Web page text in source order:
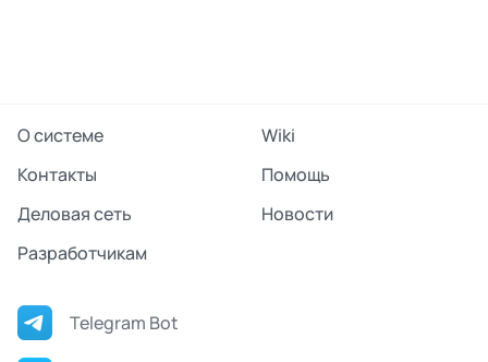
О системе
Wiki
Контакты
Помощь
Деловая сеть
Новости
Разработчикам
Telegram Bot